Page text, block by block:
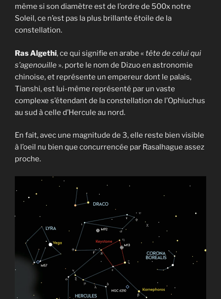
même si son diamètre est de l’ordre de 500x notre
Soleil, ce n’est pas la plus brillante étoile de la
constellation.
Ras Algethi, ce qui signifie en arabe « tête de celui qui
s’agenouille ». porte le nom de Dizuo en astronomie
chinoise, et représente un empereur dont le palais,
Tianshi, est lui-même représenté par un vaste
complexe s’étendant de la constellation de l’Ophiuchus
au sud à celle d’Hercule au nord.
En fait, avec une magnitude de 3, elle reste bien visible
à l’oeil nu bien que concurrencée par Rasalhague assez
proche.